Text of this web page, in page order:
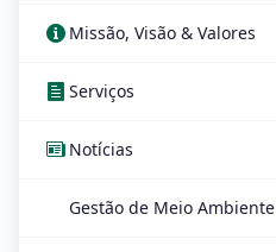
Missão, Visão & Valores
Serviços
Notícias
Gestão de Meio Ambiente